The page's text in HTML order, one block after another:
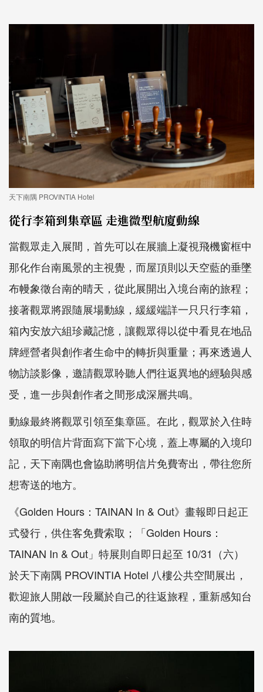
天下南隅 PROVINTIA Hotel
從行李箱到集章區 走進微型航廈動線
當觀眾走入展間，首先可以在展牆上凝視飛機窗框中
那化作台南風景的主視覺，而屋頂則以天空藍的垂墜
布幔象徵台南的晴天，從此展開出入境台南的旅程；
接著觀眾將跟隨展場動線，緩緩端詳一只只行李箱，
箱內安放六組珍藏記憶，讓觀眾得以從中看見在地品
牌經營者與創作者生命中的轉折與重量；再來透過人
物訪談影像，邀請觀眾聆聽人們往返異地的經驗與感
受，進一步與創作者之間形成深層共鳴。
動線最終將觀眾引領至集章區。在此，觀眾於入住時
領取的明信片背面寫下當下心境，蓋上專屬的入境印
記，天下南隅也會協助將明信片免費寄出，帶往您所
想寄送的地方。
《Golden Hours：TAINAN In & Out》畫報即日起正
式發行，供住客免費索取；「Golden Hours：
TAINAN In & Out」特展則自即日起至 10/31（六）
於天下南隅 PROVINTIA Hotel 八樓公共空間展出，
歡迎旅人開啟一段屬於自己的往返旅程，重新感知台
南的質地。